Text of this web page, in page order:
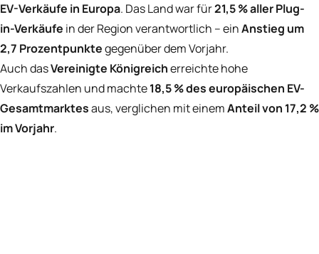
EV-Verkäufe in Europa. Das Land war für21,5 % aller Plug-
in-Verkäufe in der Region verantwortlich – einAnstieg um
2,7 Prozentpunktegegenüber dem Vorjahr.
Auch dasVereinigte Königreicherreichte hohe
Verkaufszahlen und machte18,5 % des europäischen EV-
Gesamtmarktesaus, verglichen mit einemAnteil von 17,2 %
im Vorjahr.